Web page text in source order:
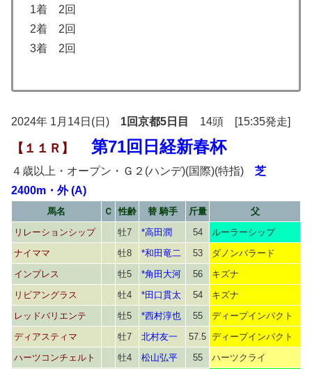
1着 2回
2着 2回
3着 2回
2024年 1月14日(日) 1回京都5日目 14頭 [15:35発走]
【１１Ｒ】 第71回日経新春杯
４歳以上・オープン・Ｇ２(ハンデ)(国際)(特指) 芝
2400m・外 (A)
馬名 Ｃ 性齢 替 騎手 斤量
父
リレーションシップ
牡7 *高田潤 54
ルーラーシップ
ナイママ
牡8 *和田竜二 53
ダノンバラード
インプレス
牡5 *角田大河 56
キズナ
リビアングラス
牡4 *田口貫太 54
キズナ
レッドバリエンテ
牡5 *西村淳也 55
ディープインパクト
ディアスティマ
牡7 北村友一 57.5 ディープインパクト
ハーツコンチェルト
牡4 松山弘平 55
ハーツクライ